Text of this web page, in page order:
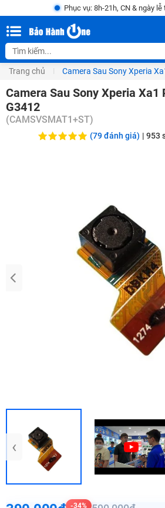
Phục vụ: 8h-21h, CN & ngày lễ
Trang chủ Camera Sau Sony Xperia
Camera Sau Sony Xperia Xa1
G3412
(CAMSVSMAT1+ST)
(79 đánh giá) | 953
‹
-34%